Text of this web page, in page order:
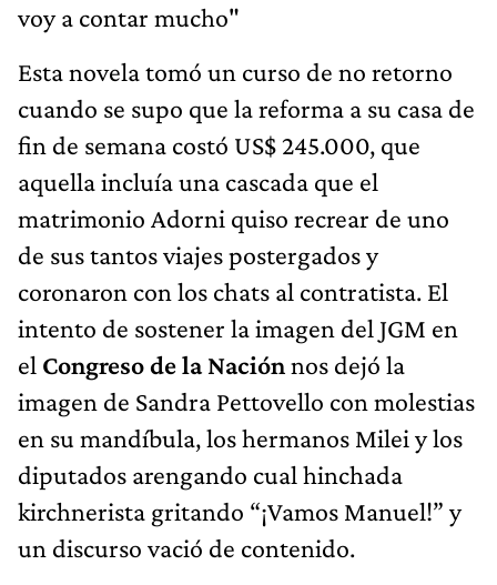
voy a contar mucho"
Esta novela tomó un curso de no retorno
cuando se supo que la reforma a su casa de
fin de semana costó US$ 245.000, que
aquella incluía una cascada que el
matrimonio Adorni quiso recrear de uno
de sus tantos viajes postergados y
coronaron con los chats al contratista. El
intento de sostener la imagen del JGM en
el Congreso de la Naciónnos dejó la
imagen de Sandra Pettovello con molestias
en su mandíbula, los hermanos Milei y los
diputados arengando cual hinchada
kirchnerista gritando “¡Vamos Manuel!” y
un discurso vació de contenido.